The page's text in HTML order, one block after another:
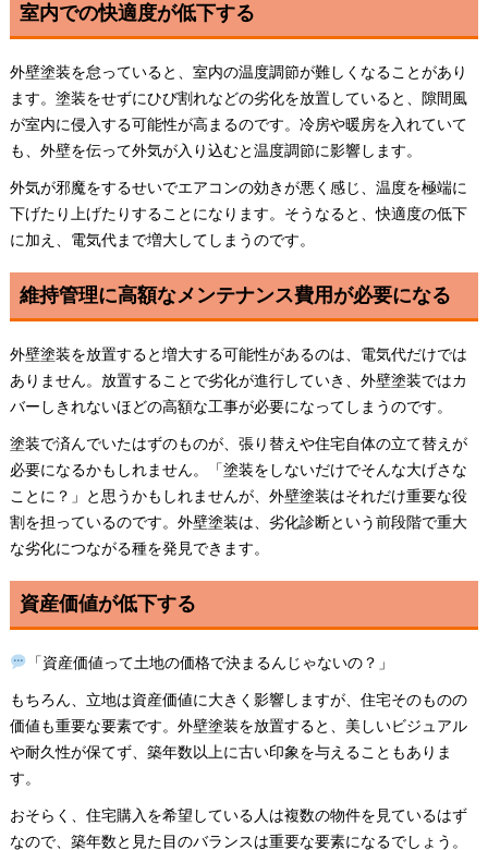
室内での快適度が低下する
外壁塗装を怠っていると、室内の温度調節が難しくなることがあり
ます。塗装をせずにひび割れなどの劣化を放置していると、隙間風
が室内に侵入する可能性が高まるのです。冷房や暖房を入れていて
も、外壁を伝って外気が入り込むと温度調節に影響します。
外気が邪魔をするせいでエアコンの効きが悪く感じ、温度を極端に
下げたり上げたりすることになります。そうなると、快適度の低下
に加え、電気代まで増大してしまうのです。
維持管理に高額なメンテナンス費用が必要になる
外壁塗装を放置すると増大する可能性があるのは、電気代だけでは
ありません。放置することで劣化が進行していき、外壁塗装ではカ
バーしきれないほどの高額な工事が必要になってしまうのです。
塗装で済んでいたはずのものが、張り替えや住宅自体の立て替えが
必要になるかもしれません。「塗装をしないだけでそんな大げさな
ことに？」と思うかもしれませんが、外壁塗装はそれだけ重要な役
割を担っているのです。外壁塗装は、劣化診断という前段階で重大
な劣化につながる種を発見できます。
資産価値が低下する
「資産価値って土地の価格で決まるんじゃないの？」
もちろん、立地は資産価値に大きく影響しますが、住宅そのものの
価値も重要な要素です。外壁塗装を放置すると、美しいビジュアル
や耐久性が保てず、築年数以上に古い印象を与えることもありま
す。
おそらく、住宅購入を希望している人は複数の物件を見ているはず
なので、築年数と見た目のバランスは重要な要素になるでしょう。